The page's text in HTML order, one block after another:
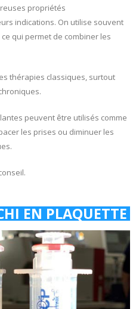
propriétés
indications. On utilise souvent
qui permet de combiner les
thérapies classiques, surtout
peuvent être utilisés comme
les prises ou diminuer les
EN PLAQUETTE